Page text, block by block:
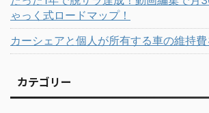
ゃっく式ロードマップ！
カーシェアと個人が所有する車の維持
カテゴリー